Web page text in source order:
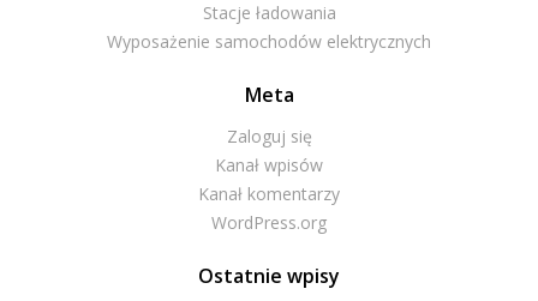
Stacje ładowania
Wyposażenie samochodów elektrycznych
Meta
Zaloguj się
Kanał wpisów
Kanał komentarzy
WordPress.org
Ostatnie wpisy